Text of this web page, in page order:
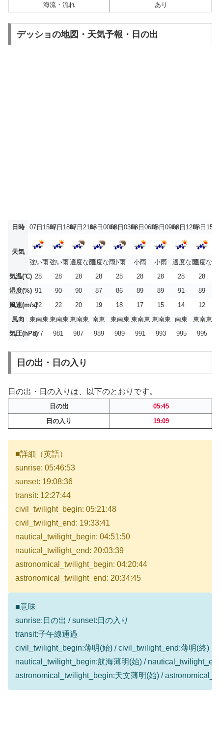
海流・流れ
あり
デッショの地図・天気予報・日の出
日時 07日15時07日18時07日21時08日00時08日03時08日06時08日09時08日12時08日15時
天気
強い雨強い雨適度な雨適度な雨小雨 小雨 小雨 適度な雨適度な雨
気温(℃) 28 28 28 28 28 28 28 28
28
湿度(%) 91 90 90 87 86 89 89 91
89
風速(m/s)22 22 20 19 18 17 15 14
12
風向
東南東 東南東 東南東 南東 東南東 東南東 東南東 南東
東南東
気圧(hPa)977 981 987 989 989 991 993 995 995
日の出・日の入り
日の出・日の入りは、以下のとおりです。
日の出
05:45
日の入り
19:09
■詳細（英語）
sunrise: 05:46:53
sunset: 19:08:36
transit: 12:27:44
civil_twilight_begin: 05:21:48
civil_twilight_end: 19:33:41
nautical_twilight_begin: 04:51:50
nautical_twilight_end: 20:03:39
astronomical_twilight_begin: 04:20:44
astronomical_twilight_end: 20:34:45
■意味
sunrise:日の出 / sunset:日の入り
transit:子午線通過
civil_twilight_begin:薄明(始) / civil_twilight_end:薄明(終)
nautical_twilight_begin:航海薄明(始) /
astronomical_twilight_begin:天文薄明(始) /